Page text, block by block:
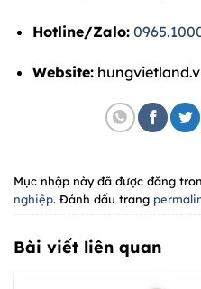
Hotline/Zalo:
Website:
Mục nhập này đã được đăng
nghiệp. Đánh dấu trang
Bài viết liên quan